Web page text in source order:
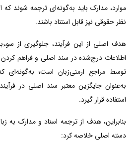
موارد، مدارک باید به‌گونه‌ای ترجمه شوند که
نظر حقوقی نیز قابل استناد باشند.
هدف اصلی از این فرآیند، جلوگیری از
اطلاعات درج‌شده در سند اصلی و فراهم
توسط مراجع ارمنی‌زبان است؛ به‌گونه‌ای
به‌عنوان جایگزین معتبر سند اصلی در
استفاده قرار گیرد.
بنابراین، هدف از ترجمه اسناد و مدارک به
دسته اصلی خلاصه کرد: